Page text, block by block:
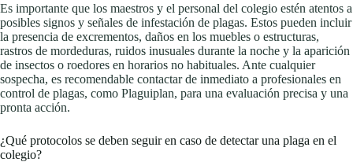
Es importante que los maestros y el personal del colegio estén atentos a
posibles signos y señales de infestación de plagas. Estos pueden incluir
la presencia de excrementos, daños en los muebles o estructuras,
rastros de mordeduras, ruidos inusuales durante la noche y la aparición
de insectos o roedores en horarios no habituales. Ante cualquier
sospecha, es recomendable contactar de inmediato a profesionales en
control de plagas, como Plaguiplan, para una evaluación precisa y una
pronta acción.
¿Qué protocolos se deben seguir en caso de detectar una plaga en el
colegio?